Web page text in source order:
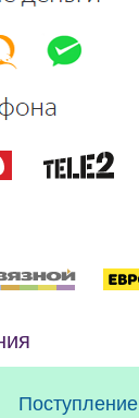
Поступление